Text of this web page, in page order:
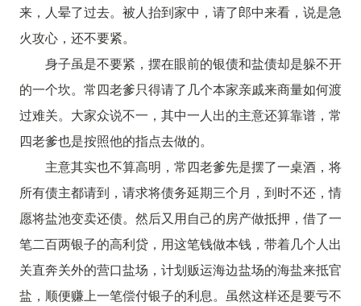
来，人晕了过去。被人抬到家中，请了郎中来看，说是急
火攻心，还不要紧。
身子虽是不要紧，摆在眼前的银债和盐债却是躲不开
的一个坎。常四老爹只得请了几个本家亲戚来商量如何渡
过难关。大家众说不一，其中一人出的主意还算靠谱，常
四老爹也是按照他的指点去做的。
主意其实也不算高明，常四老爹先是摆了一桌酒，将
所有债主都请到，请求将债务延期三个月，到时不还，情
愿将盐池变卖还债。然后又用自己的房产做抵押，借了一
笔二百两银子的高利贷，用这笔钱做本钱，带着几个人出
关直奔关外的营口盐场，计划贩运海边盐场的海盐来抵官
盐，顺便赚上一笔偿付银子的利息。虽然这样还是要亏不